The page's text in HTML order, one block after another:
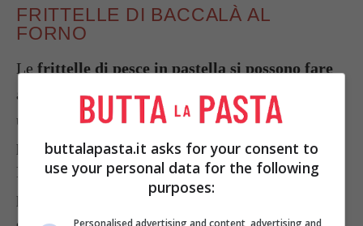
FRITTELLE DI BACCALÀ AL
FORNO
Le frittelle di pesce in pastella si possono fare
anche al forno. In questo caso vi consigliamo di
usare un po’ di farina in più per preparare la
pastella, in modo che non sia troppo liquida.
Prelevate il composto con un cucchiaio e
preparate dei mucchietti su una teglia coperta di
buttalapasta.it asks for your consent to
use your personal data for the following
purposes:
Personalised advertising and content, advertising and